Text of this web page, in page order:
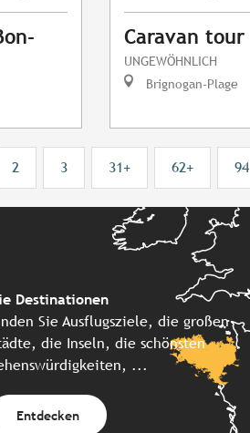
Caravan tour
UNGEWÖHNLICH
Brignogan-Plage
2 3 31+ 62+ 94
Destinationen
Sie Ausflugsziele, die großen
die Inseln, die schönsten
...
Entdecken